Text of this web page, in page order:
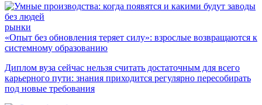
рынки
«Опыт без обновления теряет силу»: взрослые возвращаются к
системному образованию
Диплом вуза сейчас нельзя считать достаточным для всего
карьерного пути: знания приходится регулярно пересобирать
под новые требования